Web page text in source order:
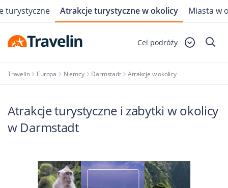
Cel podróży
Travelin Europa Niemcy Darmstadt Atrakcje w okolicy
turystyczne Atrakcje turystyczne w okolicy Miasta w
Atrakcje turystyczne i zabytki w okolicy
w Darmstadt